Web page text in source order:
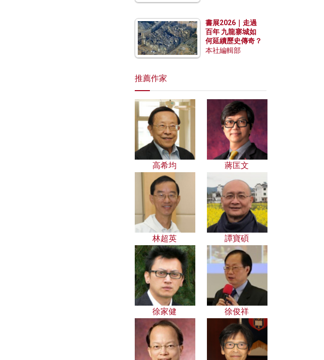
書展2026｜走過
百年 九龍寨城如
何延續歷史傳奇？
本社編輯部
推薦作家
高希均 蔣匡文
林超英 譚寶碩
徐家健 徐俊祥